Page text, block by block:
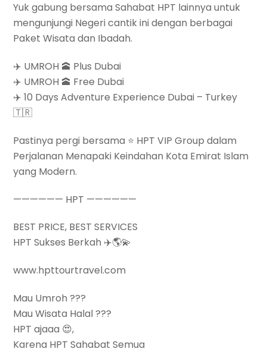
Yuk gabung bersama Sahabat HPT lainnya untuk
mengunjungi Negeri cantik ini dengan berbagai
Paket Wisata dan Ibadah.
✈️ UMROH 🕋 Plus Dubai
✈️ UMROH 🕋 Free Dubai
✈️ 10 Days Adventure Experience Dubai – Turkey
🇹🇷
Pastinya pergi bersama ⭐️ HPT VIP Group dalam
Perjalanan Menapaki Keindahan Kota Emirat Islam
yang Modern.
—————— HPT ——————
BEST PRICE, BEST SERVICES
HPT Sukses Berkah ✈️🌎💫
www.hpttourtravel.com
Mau Umroh ???
Mau Wisata Halal ???
HPT ajaaa 😍,
Karena HPT Sahabat Semua